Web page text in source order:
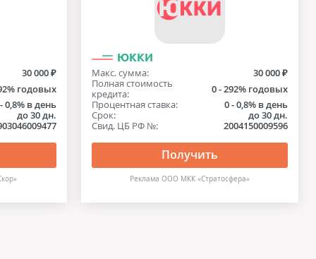
30 000 ₽
годовых
0,8% в день
до 30 дн.
ЮККИ
Макс. сумма:
30 000 ₽
Полная стоимость
кредита:
0 - 292% годовых
Процентная ставка:
0 - 0,8% в день
Срок:
до 30 дн.
Свид. ЦБ РФ №:
2004150009596
Получить
Реклама ООО МКК «Стратосфера»